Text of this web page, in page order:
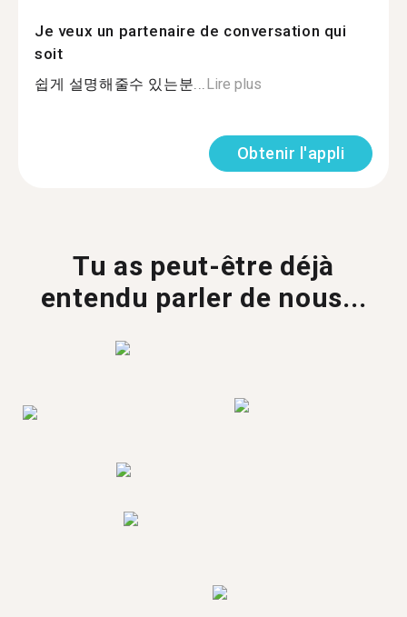
Je veux un partenaire de conversation qui
soit
쉽게 설명해줄수 있는분...Lire plus
Obtenir l'appli
Tu as peut-être déjà
entendu parler de nous...